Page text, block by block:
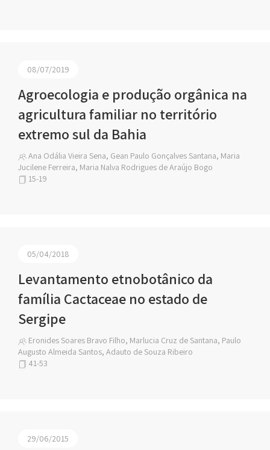
08/07/2019
Agroecologia e produção orgânica na
agricultura familiar no território
extremo sul da Bahia
Ana Odália Vieira Sena, Gean Paulo Gonçalves Santana, Maria
Jucilene Ferreira, Maria Nalva Rodrigues de Araújo Bogo
15-19
05/04/2018
Levantamento etnobotânico da
família Cactaceae no estado de
Sergipe
Eronides Soares Bravo Filho, Marlucia Cruz de Santana, Paulo
Augusto Almeida Santos, Adauto de Souza Ribeiro
41-53
29/06/2015